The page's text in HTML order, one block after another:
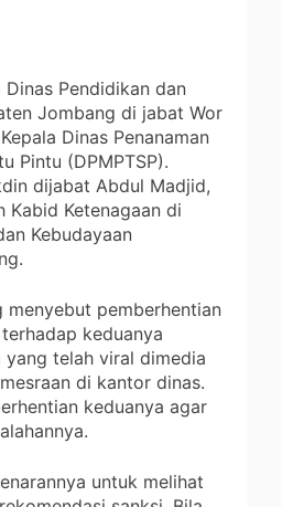
Dinas Pendidikan dan
Jombang di jabat Wor
Dinas Penanaman
Pintu (DPMPTSP).
dijabat Abdul Madjid,
Kabid Ketenagaan di
Kebudayaan
menyebut pemberhentian
keduanya
telah viral dimedia
di kantor dinas.
keduanya agar
untuk melihat